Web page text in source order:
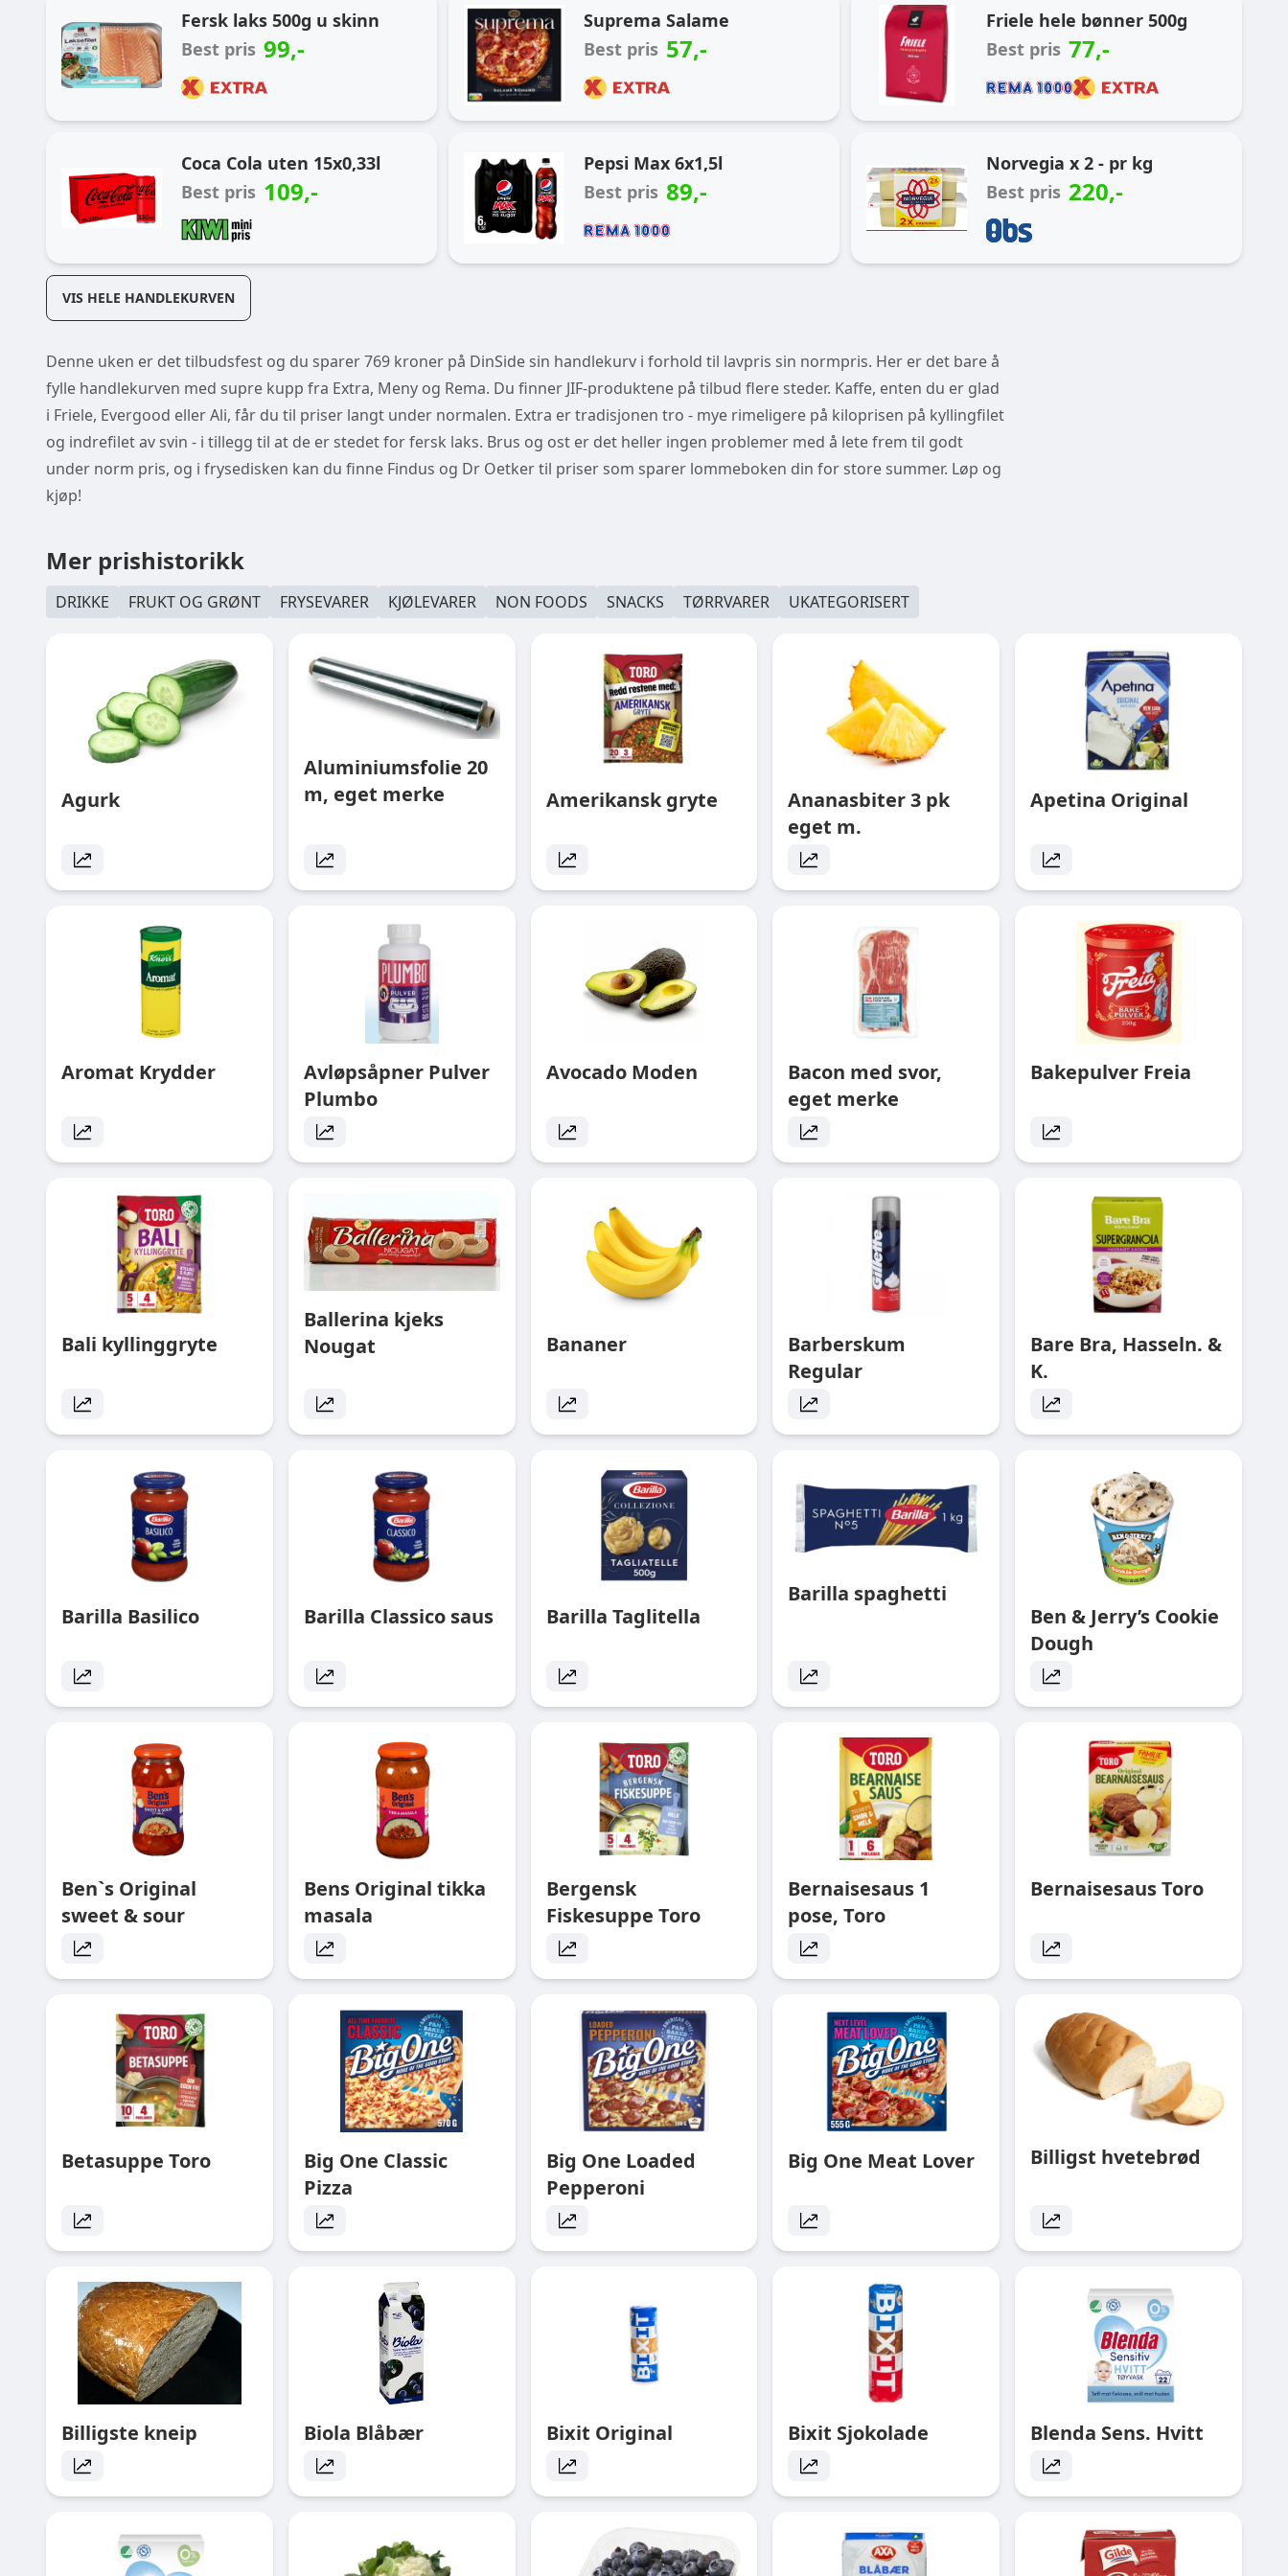
Fersk laks 500g u skinn
Best pris 99,-
Suprema Salame
Best pris 57,-
Friele hele bønner 500g
Best pris 77,-
Coca Cola uten 15x0,33l
Best pris 109,-
Pepsi Max 6x1,5l
Best pris 89,-
Norvegia x 2 - pr kg
Best pris 220,-
VIS HELE HANDLEKURVEN
Denne uken er det tilbudsfest og du sparer 769 kroner på DinSide sin handlekurv i forhold til lavpris sin normpris. Her er det bare å
fylle handlekurven med supre kupp fra Extra, Meny og Rema. Du finner JIF-produktene på tilbud flere steder. Kaffe, enten du er glad
i Friele, Evergood eller Ali, får du til priser langt under normalen. Extra er tradisjonen tro - mye rimeligere på kiloprisen på kyllingfilet
og indrefilet av svin - i tillegg til at de er stedet for fersk laks. Brus og ost er det heller ingen problemer med å lete frem til godt
under norm pris, og i frysedisken kan du finne Findus og Dr Oetker til priser som sparer lommeboken din for store summer. Løp og
kjøp!
Mer prishistorikk
DRIKKE FRUKT OG GRØNT FRYSEVARER KJØLEVARER NON FOODS SNACKS TØRRVARER UKATEGORISERT
Agurk
Aluminiumsfolie 20
m, eget merke
Amerikansk gryte
Ananasbiter 3 pk
eget m.
Apetina Original
Aromat Krydder
Avløpsåpner Pulver
Plumbo
Avocado Moden
Bacon med svor,
eget merke
Bakepulver Freia
Bali kyllinggryte
Ballerina kjeks
Nougat
Bananer
Barberskum
Regular
Bare Bra, Hasseln. &
K.
Barilla Basilico Barilla Classico saus Barilla Taglitella
Barilla spaghetti
Ben & Jerry’s Cookie
Dough
Ben`s Original
sweet & sour
Bens Original tikka
masala
Bergensk
Fiskesuppe Toro
Bernaisesaus 1
pose, Toro
Bernaisesaus Toro
Betasuppe Toro
Big One Classic
Pizza
Big One Loaded
Pepperoni
Big One Meat Lover Billigst hvetebrød
Billigste kneip Biola Blåbær Bixit Original Bixit Sjokolade Blenda Sens. Hvitt